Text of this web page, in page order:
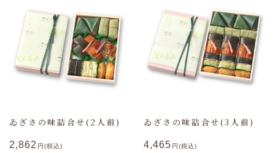
ゐざさの味詰合せ(2人前)
2,862 円(税込)
ゐざさの味詰合せ(3人前)
4,465 円(税込)